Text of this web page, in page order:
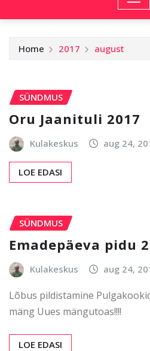
Home 2017 august
SÜNDMUS
Oru Jaanituli 2017
Kulakeskus aug 24,
LOE EDASI
SÜNDMUS
Emadepäeva pidu
Kulakeskus aug 24,
Lõbus pildistamine
mäng Uues mängutoas!!!!
LOE EDASI